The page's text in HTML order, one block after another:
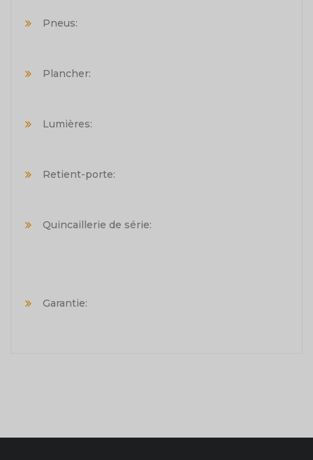
Pneus:
Plancher:
Lumières:
Retient-porte:
Quincaillerie de série:
Garantie: